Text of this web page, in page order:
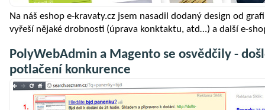
Na náš eshop e-kravaty.cz jsem nasadil dodaný design od
vyřeší nějaké drobnosti (úprava konktaktu, atd…) a další e-
PolyWebAdmin a Magento se osvědčily -
potlačení konkurence